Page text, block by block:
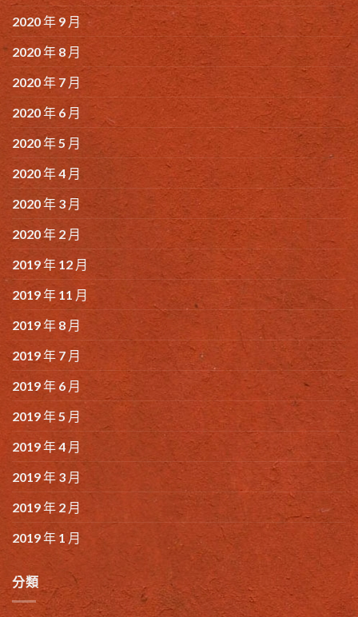
2020 年 9 月
2020 年 8 月
2020 年 7 月
2020 年 6 月
2020 年 5 月
2020 年 4 月
2020 年 3 月
2020 年 2 月
2019 年 12 月
2019 年 11 月
2019 年 8 月
2019 年 7 月
2019 年 6 月
2019 年 5 月
2019 年 4 月
2019 年 3 月
2019 年 2 月
2019 年 1 月
分類